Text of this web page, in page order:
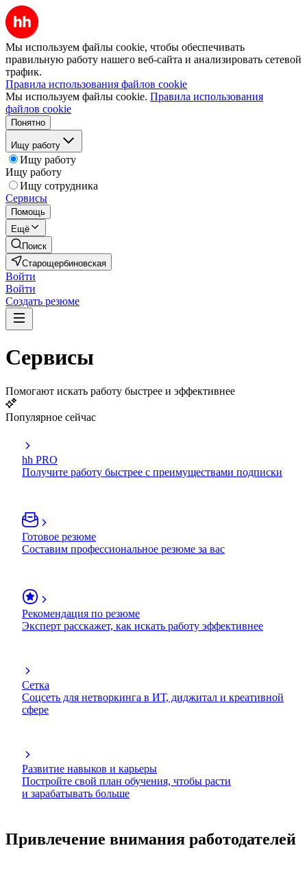
Мы используем файлы cookie, чтобы обеспечивать
правильную работу нашего веб-сайта и анализировать сетевой
трафик.
Правила использования файлов cookie
Мы используем файлы cookie. Правила использования
файлов cookie
Понятно
Ищу работу
Ищу работу
Ищу работу
Ищу сотрудника
Сервисы
Помощь
Ещё
Поиск
Старощербиновская
Войти
Войти
Создать резюме
Сервисы
Помогают искать работу быстрее и эффективнее
Популярное сейчас
hh PRO
Получите работу быстрее с преимуществами подписки
Готовое резюме
Составим профессиональное резюме за вас
Рекомендация по резюме
Эксперт расскажет, как искать работу эффективнее
Сетка
Соцсеть для нетворкинга в ИТ, диджитал и креативной
сфере
Развитие навыков и карьеры
Постройте свой план обучения, чтобы расти
и зарабатывать больше
Привлечение внимания работодателей